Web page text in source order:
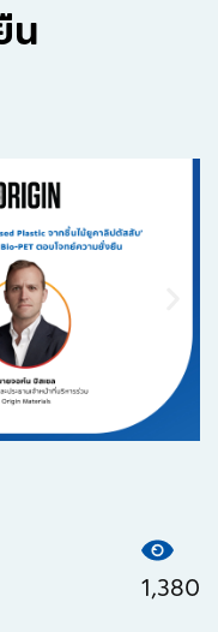
น
1,380